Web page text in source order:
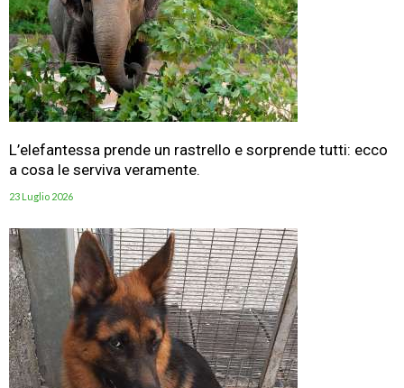
L’elefantessa prende un rastrello e sorprende tutti: ecco
a cosa le serviva veramente.
23 Luglio 2026